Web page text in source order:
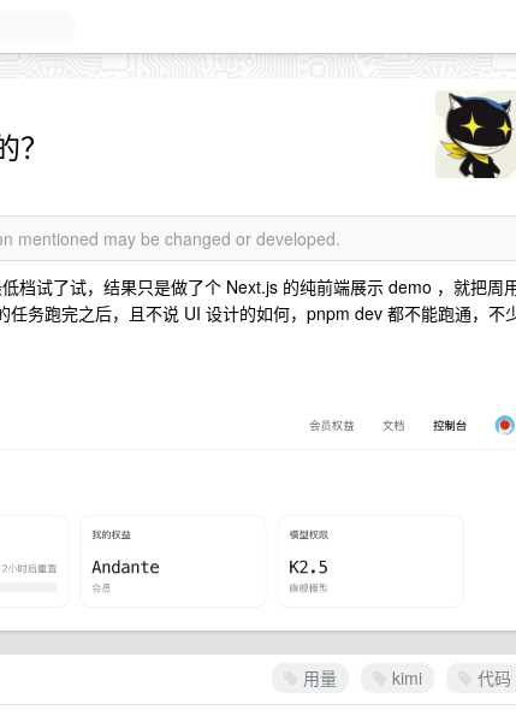
mentioned may be changed or developed.
档试了试，结果只是做了个 Next.js 的纯前端展示 demo ，就把周
务跑完之后，且不说 UI 设计的如何，pnpm dev 都不能跑通，不
用量 kimi 代码